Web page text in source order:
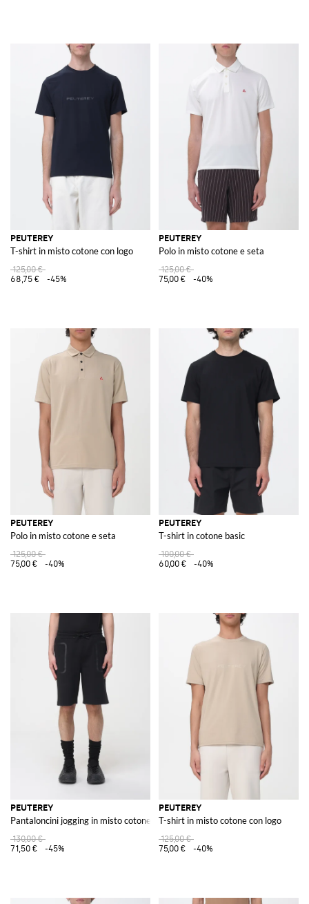
PEUTEREY
T-shirt in misto cotone con logo
125,00 €
68,75 €
-45%
PEUTEREY
Polo in misto cotone e seta
125,00 €
75,00 €
-40%
PEUTEREY
Polo in misto cotone e seta
125,00 €
75,00 €
-40%
PEUTEREY
T-shirt in cotone basic
100,00 €
60,00 €
-40%
PEUTEREY
Pantaloncini jogging in misto cotone
130,00 €
71,50 €
-45%
PEUTEREY
T-shirt in misto cotone con logo
125,00 €
75,00 €
-40%